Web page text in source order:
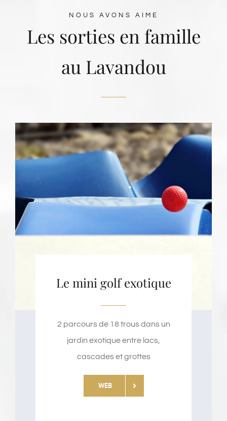
NOUS AVONS AIME
Les sorties en famille
au Lavandou
Le mini golf exotique
2 parcours de 18 trous dans un
jardin exotique entre lacs,
cascades et grottes
WEB